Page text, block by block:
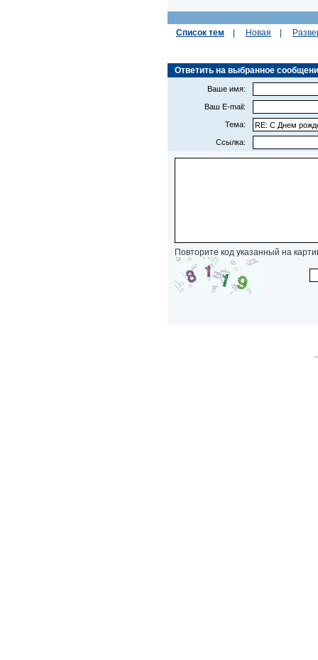
Список тем Новая
Ответить на выбранное
Ваше имя:
Ваш E-mail:
Тема:
Ссылка:
Повторите код указанный на